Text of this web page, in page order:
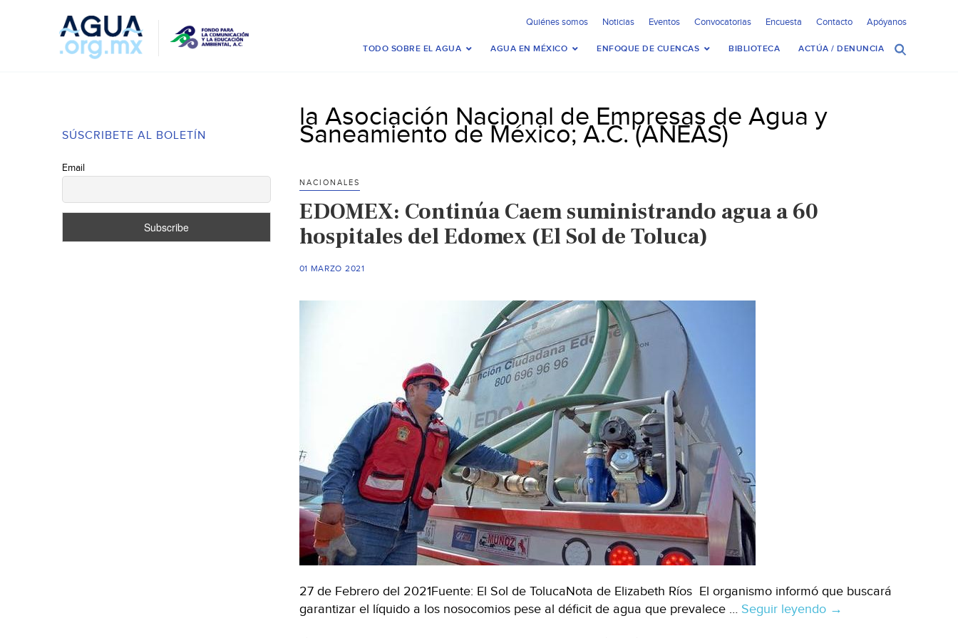
Quiénes somos Noticias Eventos Convocatorias Encuesta Contacto Apóyanos
TODO SOBRE EL AGUA AGUA EN MÉXICO ENFOQUE DE CUENCAS BIBLIOTECA ACTÚA / DENUNCIA
SÚSCRIBETE AL BOLETÍN
Email
la Asociación Nacional de Empresas de Agua y
Saneamiento de México; A.C. (ANEAS)
NACIONALES
EDOMEX: Continúa Caem suministrando agua a 60
hospitales del Edomex (El Sol de Toluca)
01 MARZO 2021
27 de Febrero del 2021Fuente: El Sol de TolucaNota de Elizabeth Ríos El organismo informó que buscará
garantizar el líquido a los nosocomios pese al déficit de agua que prevalece … Seguir leyendo EDOMEX:
→